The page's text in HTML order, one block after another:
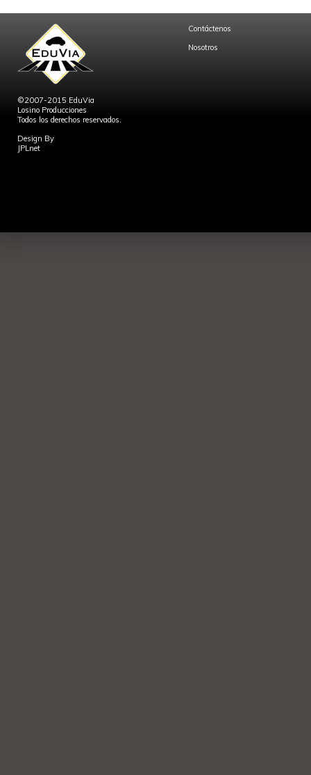
©2007-2015 EduVia
Losino Producciones
Todos los derechos reservados.
Design By
JPLnet
Contáctenos
Nosotros